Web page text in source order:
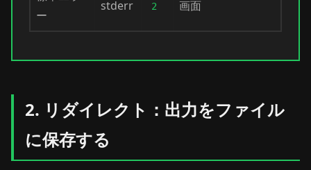
ー
stderr 2 画面
2. リダイレクト：出力をファイル
に保存する